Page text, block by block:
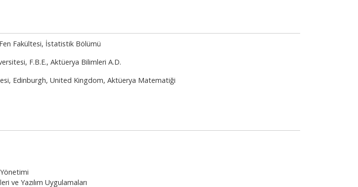
Fakültesi, İstatistik Bölümü
F.B.E., Aktüerya Bilimleri A.D.
Edinburgh, United Kingdom, Aktüerya Matematiği
ve Yazılım Uygulamaları